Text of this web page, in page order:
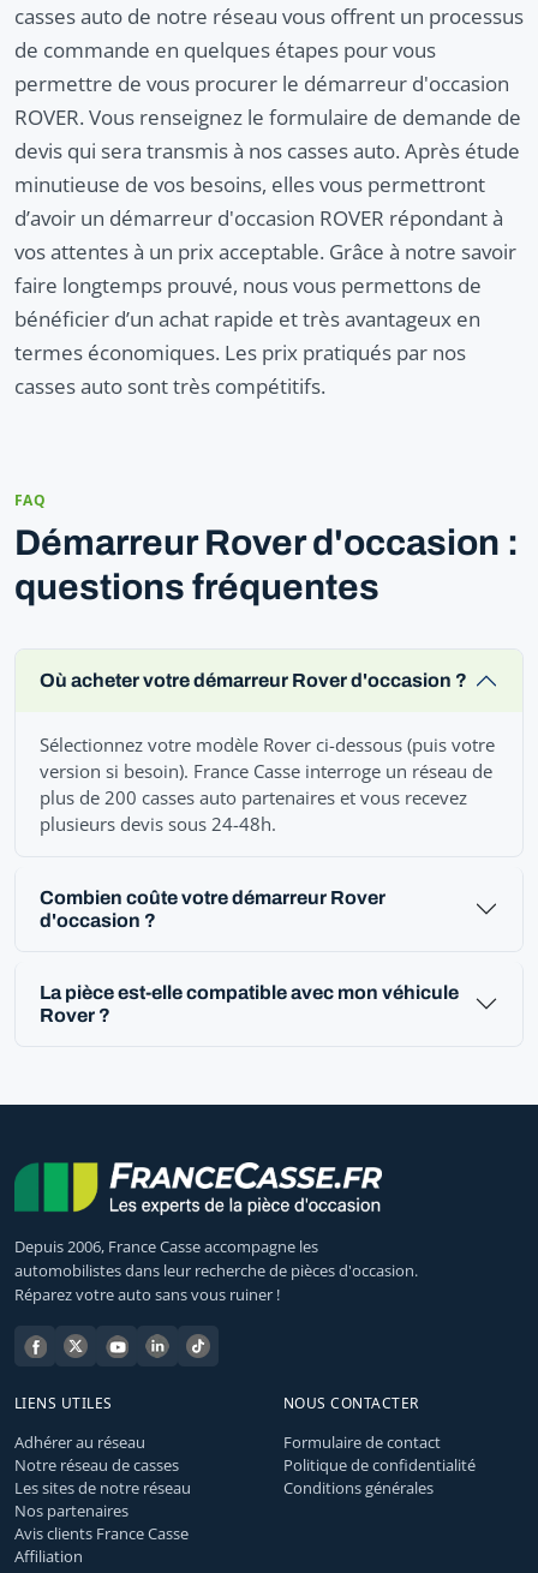
casses auto de notre réseau vous offrent un processus
de commande en quelques étapes pour vous
permettre de vous procurer le démarreur d'occasion
ROVER. Vous renseignez le formulaire de demande de
devis qui sera transmis à nos casses auto. Après étude
minutieuse de vos besoins, elles vous permettront
d’avoir un démarreur d'occasion ROVER répondant à
vos attentes à un prix acceptable. Grâce à notre savoir
faire longtemps prouvé, nous vous permettons de
bénéficier d’un achat rapide et très avantageux en
termes économiques. Les prix pratiqués par nos
casses auto sont très compétitifs.
FAQ
Démarreur Rover d'occasion :
questions fréquentes
Où acheter votre démarreur Rover d'occasion ?
Sélectionnez votre modèle Rover ci-dessous (puis votre
version si besoin). France Casse interroge un réseau de
plus de 200 casses auto partenaires et vous recevez
plusieurs devis sous 24-48h.
Combien coûte votre démarreur Rover
d'occasion ?
La pièce est-elle compatible avec mon véhicule
Rover ?
Depuis 2006, France Casse accompagne les
automobilistes dans leur recherche de pièces d'occasion.
Réparez votre auto sans vous ruiner !
LIENS UTILES
Adhérer au réseau
Notre réseau de casses
Les sites de notre réseau
Nos partenaires
Avis clients France Casse
Affiliation
NOUS CONTACTER
Formulaire de contact
Politique de confidentialité
Conditions générales